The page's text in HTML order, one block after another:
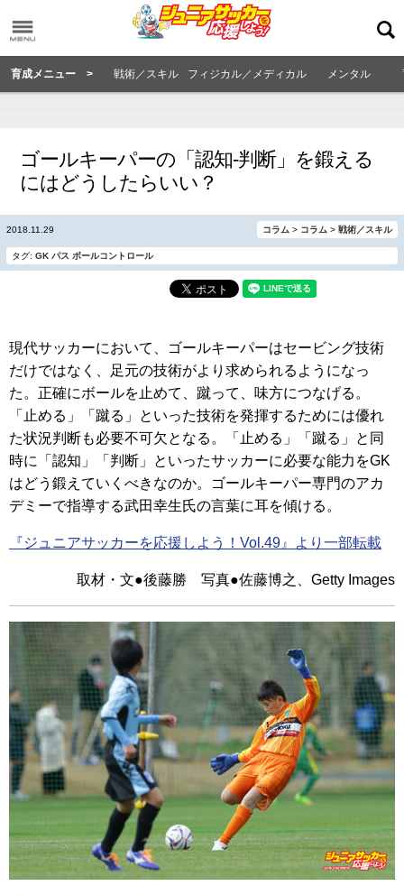
育成メニュー > 戦術／スキル フィジカル／メディカル メンタル
ゴールキーパーの「認知-判断」を鍛える
にはどうしたらいい？
2018.11.29 コラム > コラム > 戦術／スキル
タグ: GK パス ボールコントロール
現代サッカーにおいて、ゴールキーパーはセービング技術
だけではなく、足元の技術がより求められるようになっ
た。正確にボールを止めて、蹴って、味方につなげる。
「止める」「蹴る」といった技術を発揮するためには優れ
た状況判断も必要不可欠となる。「止める」「蹴る」と同
時に「認知」「判断」といったサッカーに必要な能力をGK
はどう鍛えていくべきなのか。ゴールキーパー専門のアカ
デミーで指導する武田幸生氏の言葉に耳を傾ける。
『ジュニアサッカーを応援しよう！Vol.49』より一部転載
取材・文●後藤勝 写真●佐藤博之、Getty Images